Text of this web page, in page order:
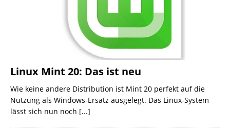
Linux Mint 20: Das ist neu
Wie keine andere Distribution ist Mint 20 perfekt auf die
Nutzung als Windows-Ersatz ausgelegt. Das Linux-System
lässt sich nun noch [...]